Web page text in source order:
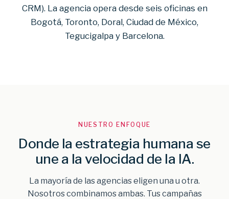
CRM). La agencia opera desde seis oficinas en
Bogotá, Toronto, Doral, Ciudad de México,
Tegucigalpa y Barcelona.
NUESTRO ENFOQUE
Donde la estrategia humana se
une a la velocidad de la IA.
La mayoría de las agencias eligen una u otra.
Nosotros combinamos ambas. Tus campañas